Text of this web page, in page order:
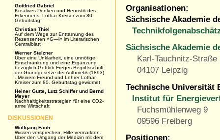
Organisationen:
Sächsische Akademie
Sächsische Akademie
Karl-Tauchnitz-Straße
04107 Leipzig
Technische Universität
Institut für
Fuchsmühlenweg 9
09596 Freiberg
Positionen:
Gottfried Gabriel
Kreatives Denken und Heuristik des
Erkennens. Lothar Kreiser zum 80.
Geburtstag
Christian Thiel
Auf dem Wege zur Enttarnung des
Rezensenten »G—l« im Literarischen
Centralblatt
Werner Stelzner
Über eine Unklarheit, eine unnötige
Einschränkung und eine Ergänzung
bezüglich Gottlob Freges Begriffsschrift
der Grundgesetze der Arithmetik (1893)
. Meinem Freund und Lehrer Lothar
Kreiser zum 80. Geburtstag gewidmet
Heiner Gutte, Lutz Schiffer und Bernd
Meyer
Nachhaltigkeitsstrategien für eine CO2-
arme Wirtschaft
DISKUSSIONEN
Wolfgang Fach
Wissen versprechen, Hilfe vermarkten.
Über den Umgang der Medizin mit dem